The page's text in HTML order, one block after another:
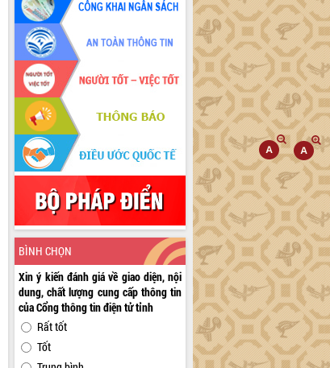
BÌNH CHỌN
Xin ý kiến đánh giá về giao diện, nội
dung, chất lượng cung cấp thông tin
của Cổng thông tin điện tử tỉnh
Rất tốt
Tốt